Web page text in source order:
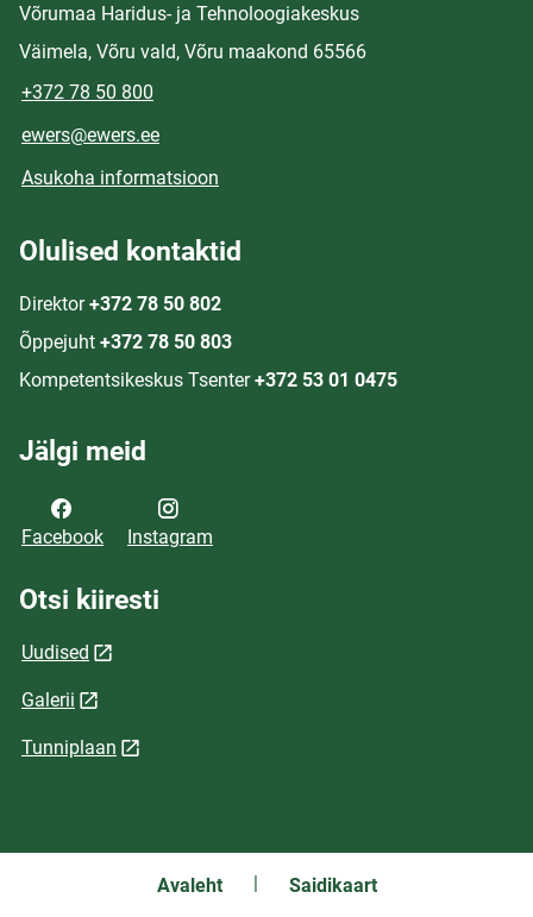
Võrumaa Haridus- ja Tehnoloogiakeskus
Väimela, Võru vald, Võru maakond 65566
+372 78 50 800
ewers@ewers.ee
Asukoha informatsioon
Olulised kontaktid
Direktor +372 78 50 802
Õppejuht +372 78 50 803
Kompetentsikeskus Tsenter +372 53 01 0475
Jälgi meid
Facebook Instagram
Otsi kiiresti
Uudised
Galerii
Tunniplaan
Avaleht Saidikaart